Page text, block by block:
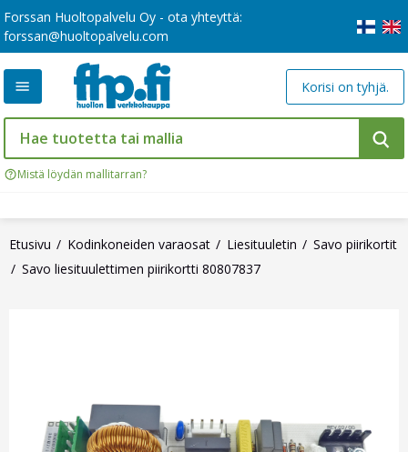
Forssan Huoltopalvelu Oy - ota yhteyttä:
forssan@huoltopalvelu.com
Mistä löydän mallitarran?
Korisi on tyhjä.
Etusivu Kodinkoneiden varaosat Liesituuletin
Savo piirikortit
Savo liesituulettimen piirikortti 80807837